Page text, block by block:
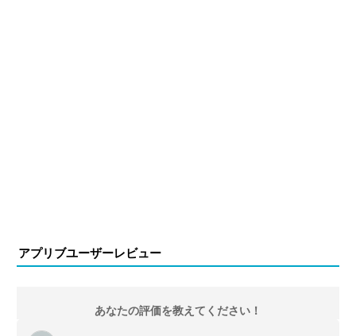
アプリブユーザーレビュー
あなたの評価を教えてください！